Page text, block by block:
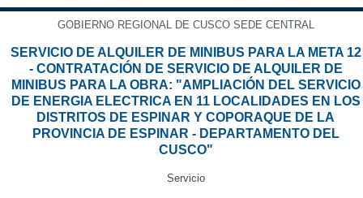
GOBIERNO REGIONAL DE CUSCO SEDE CENTRAL
SERVICIO DE ALQUILER DE MINIBUS PARA LA META 12
- CONTRATACIÓN DE SERVICIO DE ALQUILER DE
MINIBUS PARA LA OBRA: "AMPLIACIÓN DEL SERVICIO
DE ENERGIA ELECTRICA EN 11 LOCALIDADES EN LOS
DISTRITOS DE ESPINAR Y COPORAQUE DE LA
PROVINCIA DE ESPINAR - DEPARTAMENTO DEL
CUSCO"
Servicio